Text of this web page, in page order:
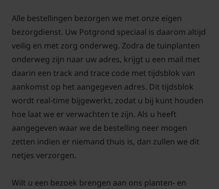
Alle bestellingen bezorgen we met onze eigen
bezorgdienst. Uw Potgrond speciaal is daarom altijd
veilig en met zorg onderweg. Zodra de tuinplanten
onderweg zijn naar uw adres, krijgt u een mail met
daarin een track and trace code met tijdsblok van
aankomst op het aangegeven adres. Dit tijdsblok
wordt real-time bijgewerkt, zodat u bij kunt houden
hoe laat we er verwachten te zijn. Als u heeft
aangegeven waar we de bestelling neer mogen
zetten indien er niemand thuis is, dan zullen we dit
netjes verzorgen.
Wilt u een bezoek brengen aan ons planten- en